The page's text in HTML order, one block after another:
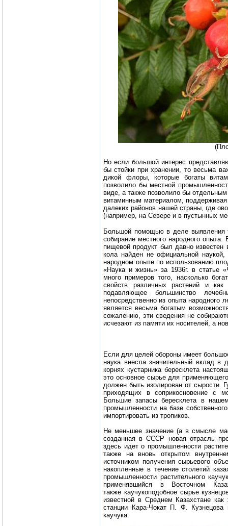
Но если большой интерес
бы стойки при хранении, то весьма
дикой флоры, которые богаты
позволило бы местной
виде, а также позволило бы
витаминным материалом,
далеких районов нашей страны, где
(например, на Севере и в пустынных
Большой помощью в деле выявления
собирание местного народного
пищевой продукт был давно
кола найден не официальной
народном опыте по использованию
«Наука и жизнь» за 1936г. в статье
много примеров того, насколько
свойств различных растений и
подавляющее большинство
непосредственно из опыта народного
является весьма богатым
сожалению, эти сведения не
исчезают из памяти их носителей, а
Если для целей обороны имеет
наука внесла значительный вклад
корнях кустарника бересклета
это основное сырье для
должен быть изолирован от сырости.
приходящих в соприкосновение с
Большие запасы бересклета в
промышленности на базе
импортировать из тропиков.
Не меньшее значение (а в смысле
созданная в СССР новая отрасль
здесь идет о промышленности
также на вновь открытом
источником получения сырьевого
накопленные в течение столетий
промышленности растительного
применявшийся в Восточном
также каучукоподобное сырье
известной в Среднем Казахстане
станции Кара-Чокат П. Ф. Кузнецова
каучука.